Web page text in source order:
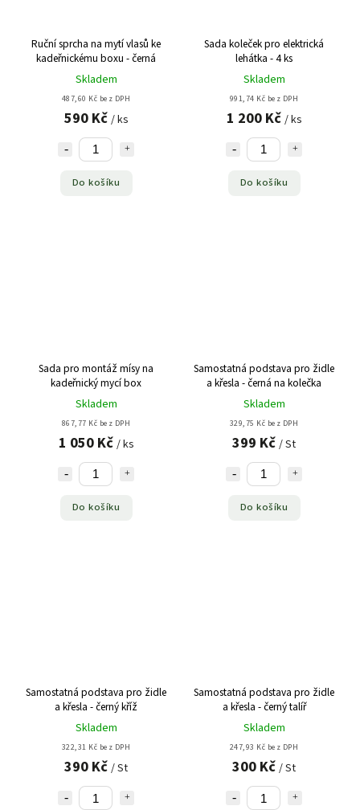
Ruční sprcha na mytí vlasů ke
kadeřnickému boxu - černá
Skladem
487,60 Kč bez DPH
590 Kč / ks
Do košíku
Sada koleček pro elektrická
lehátka - 4 ks
Skladem
991,74 Kč bez DPH
1 200 Kč / ks
Do košíku
Sada pro montáž mísy na
kadeřnický mycí box
Skladem
867,77 Kč bez DPH
1 050 Kč / ks
Do košíku
Samostatná podstava pro židle
a křesla - černá na kolečka
Skladem
329,75 Kč bez DPH
399 Kč / St
Do košíku
Samostatná podstava pro židle
a křesla - černý kříž
Skladem
322,31 Kč bez DPH
390 Kč / St
Samostatná podstava pro židle
a křesla - černý talíř
Skladem
247,93 Kč bez DPH
300 Kč / St